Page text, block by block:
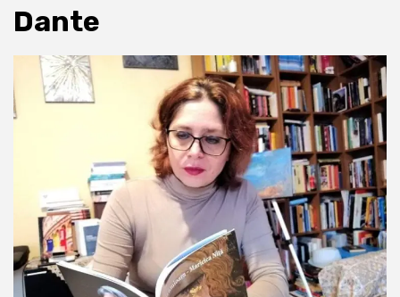
Dante